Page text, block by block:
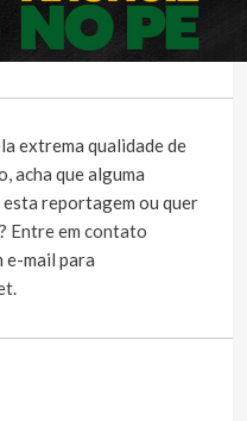
extrema qualidade de
acha que alguma
reportagem ou quer
Entre em contato
e-mail para
.